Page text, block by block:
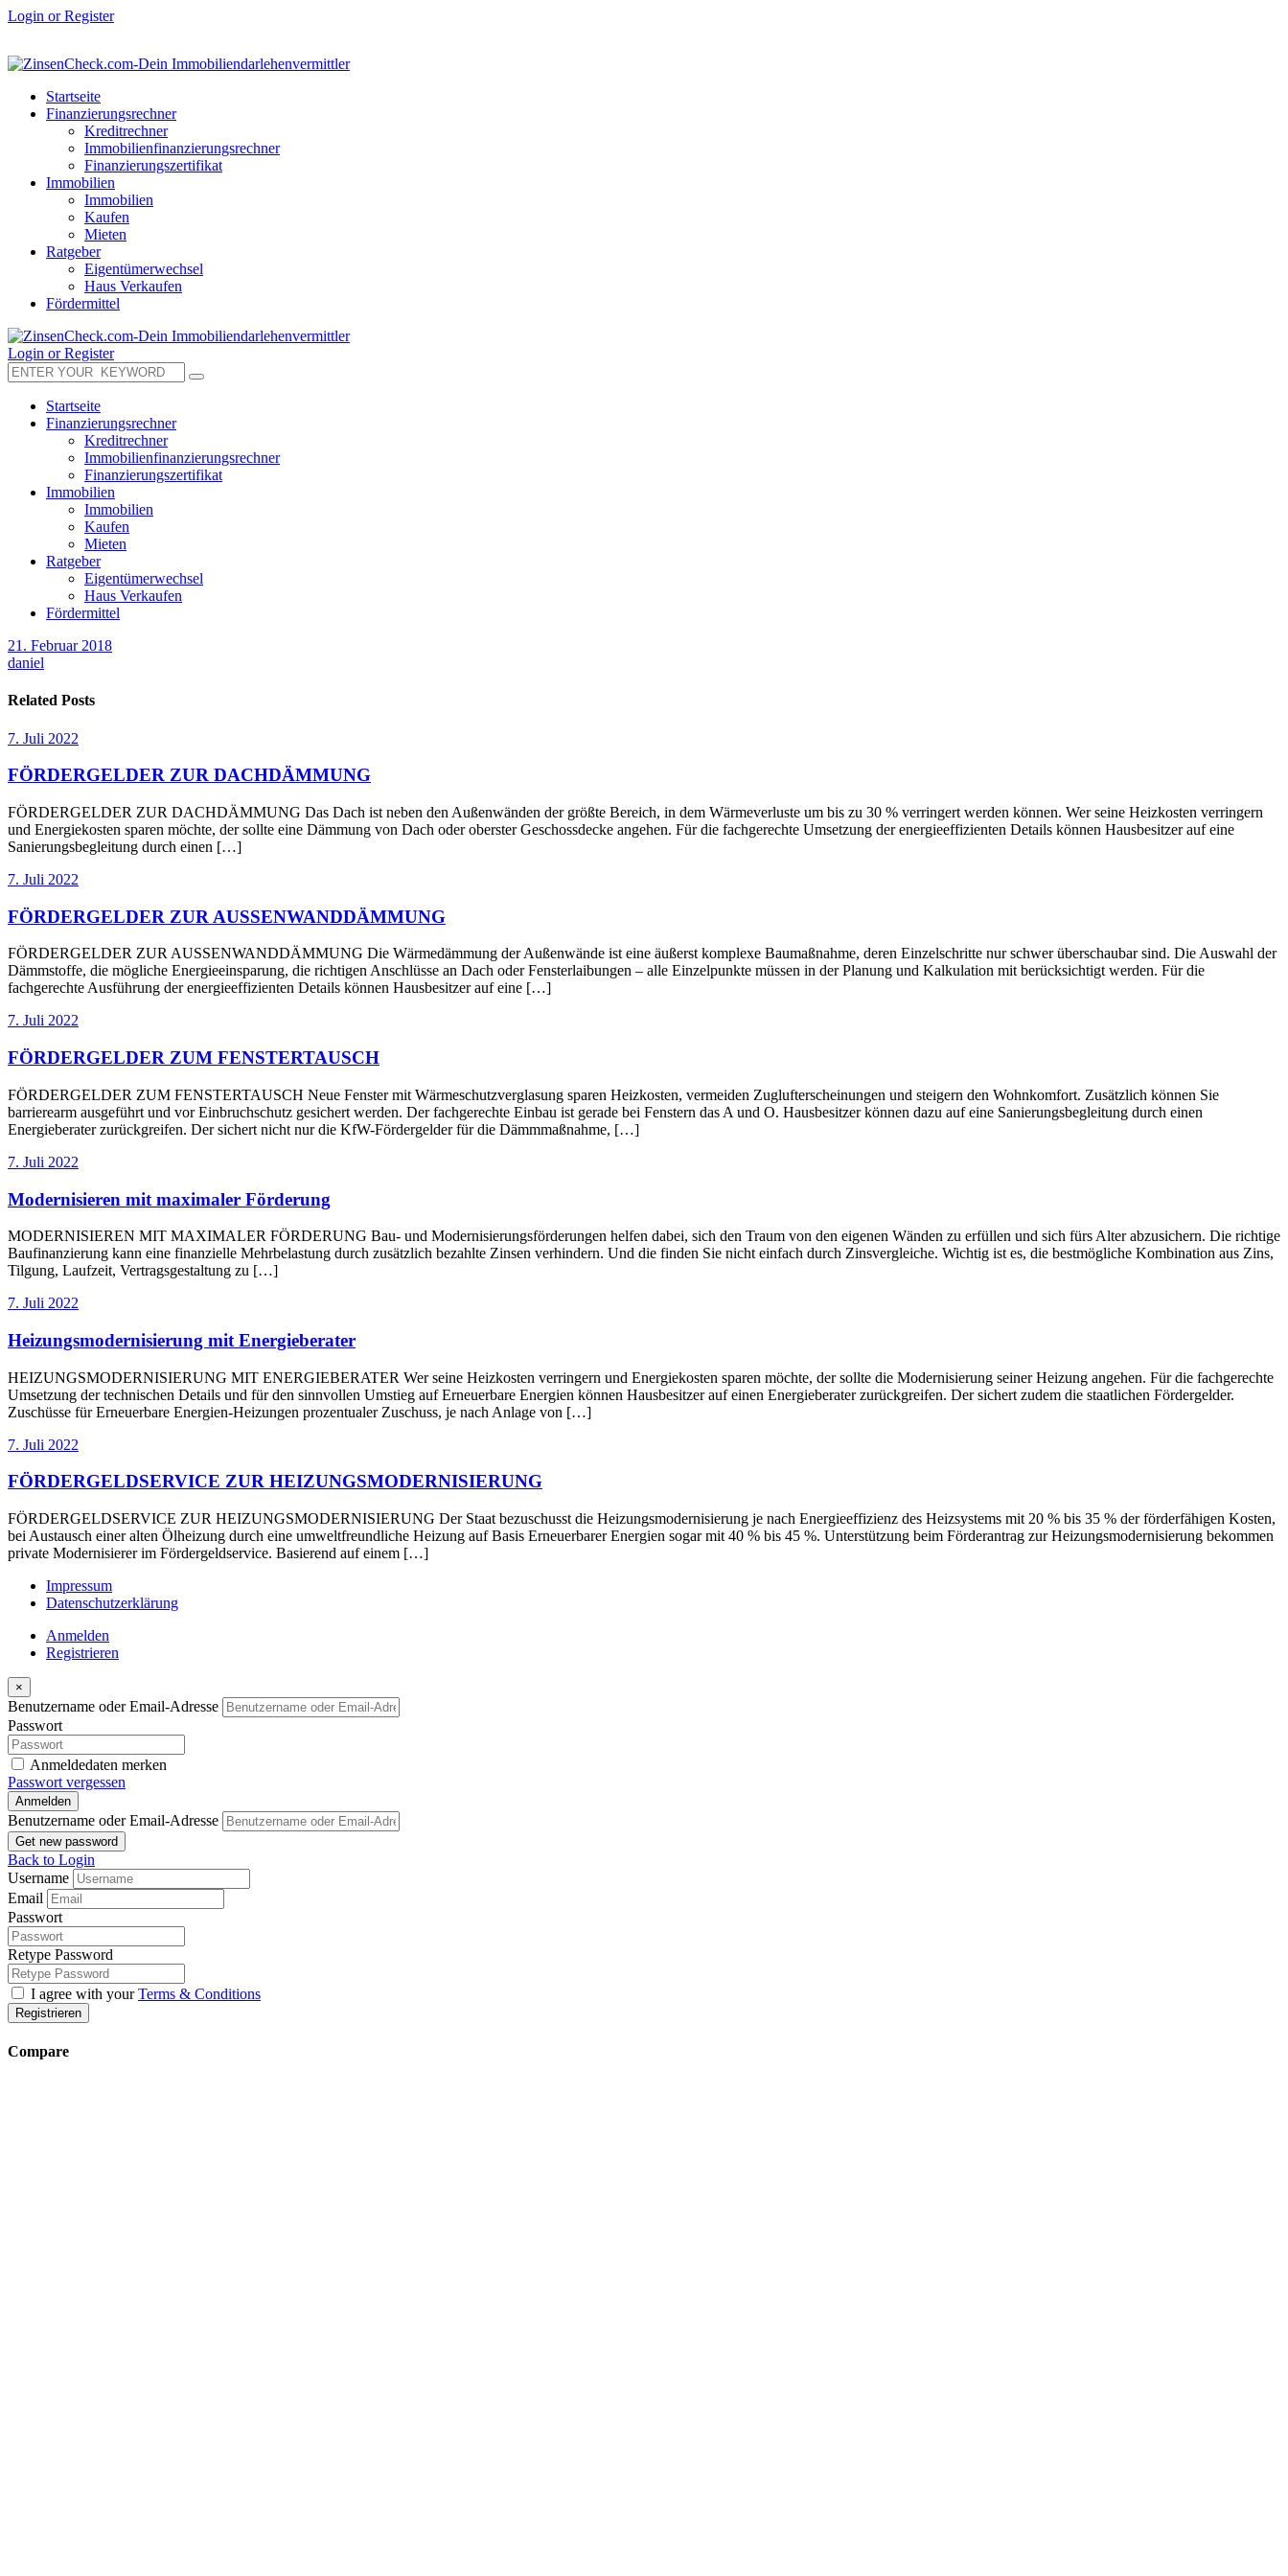
Login or Register
Startseite
Finanzierungsrechner
Kreditrechner
Immobilienfinanzierungsrechner
Finanzierungszertifikat
Immobilien
Immobilien
Kaufen
Mieten
Ratgeber
Eigentümerwechsel
Haus Verkaufen
Fördermittel
Login or Register
Startseite
Finanzierungsrechner
Kreditrechner
Immobilienfinanzierungsrechner
Finanzierungszertifikat
Immobilien
Immobilien
Kaufen
Mieten
Ratgeber
Eigentümerwechsel
Haus Verkaufen
Fördermittel
21. Februar 2018
daniel
Related Posts
7. Juli 2022
FÖRDERGELDER ZUR DACHDÄMMUNG
FÖRDERGELDER ZUR DACHDÄMMUNG Das Dach ist neben den Außenwänden der größte Bereich, in dem Wärmeverluste um bis zu 30 % verringert werden können. Wer seine Heizkosten verringern
und Energiekosten sparen möchte, der sollte eine Dämmung von Dach oder oberster Geschossdecke angehen. Für die fachgerechte Umsetzung der energieeffizienten Details können Hausbesitzer auf eine
Sanierungsbegleitung durch einen […]
7. Juli 2022
FÖRDERGELDER ZUR AUSSENWANDDÄMMUNG
FÖRDERGELDER ZUR AUSSENWANDDÄMMUNG Die Wärmedämmung der Außenwände ist eine äußerst komplexe Baumaßnahme, deren Einzelschritte nur schwer überschaubar sind. Die Auswahl der
Dämmstoffe, die mögliche Energieeinsparung, die richtigen Anschlüsse an Dach oder Fensterlaibungen – alle Einzelpunkte müssen in der Planung und Kalkulation mit berücksichtigt werden. Für die
fachgerechte Ausführung der energieeffizienten Details können Hausbesitzer auf eine […]
7. Juli 2022
FÖRDERGELDER ZUM FENSTERTAUSCH
FÖRDERGELDER ZUM FENSTERTAUSCH Neue Fenster mit Wärmeschutzverglasung sparen Heizkosten, vermeiden Zuglufterscheinungen und steigern den Wohnkomfort. Zusätzlich können Sie
barrierearm ausgeführt und vor Einbruchschutz gesichert werden. Der fachgerechte Einbau ist gerade bei Fenstern das A und O. Hausbesitzer können dazu auf eine Sanierungsbegleitung durch einen
Energieberater zurückgreifen. Der sichert nicht nur die KfW-Fördergelder für die Dämmmaßnahme, […]
7. Juli 2022
Modernisieren mit maximaler Förderung
MODERNISIEREN MIT MAXIMALER FÖRDERUNG Bau- und Modernisierungsförderungen helfen dabei, sich den Traum von den eigenen Wänden zu erfüllen und sich fürs Alter abzusichern. Die richtige
Baufinanzierung kann eine finanzielle Mehrbelastung durch zusätzlich bezahlte Zinsen verhindern. Und die finden Sie nicht einfach durch Zinsvergleiche. Wichtig ist es, die bestmögliche Kombination aus Zins,
Tilgung, Laufzeit, Vertragsgestaltung zu […]
7. Juli 2022
Heizungsmodernisierung mit Energieberater
HEIZUNGSMODERNISIERUNG MIT ENERGIEBERATER Wer seine Heizkosten verringern und Energiekosten sparen möchte, der sollte die Modernisierung seiner Heizung angehen. Für die fachgerechte
Umsetzung der technischen Details und für den sinnvollen Umstieg auf Erneuerbare Energien können Hausbesitzer auf einen Energieberater zurückgreifen. Der sichert zudem die staatlichen Fördergelder.
Zuschüsse für Erneuerbare Energien-Heizungen prozentualer Zuschuss, je nach Anlage von […]
7. Juli 2022
FÖRDERGELDSERVICE ZUR HEIZUNGSMODERNISIERUNG
FÖRDERGELDSERVICE ZUR HEIZUNGSMODERNISIERUNG Der Staat bezuschusst die Heizungsmodernisierung je nach Energieeffizienz des Heizsystems mit 20 % bis 35 % der förderfähigen Kosten,
bei Austausch einer alten Ölheizung durch eine umweltfreundliche Heizung auf Basis Erneuerbarer Energien sogar mit 40 % bis 45 %. Unterstützung beim Förderantrag zur Heizungsmodernisierung bekommen
private Modernisierer im Fördergeldservice. Basierend auf einem […]
Impressum
Datenschutzerklärung
Anmelden
Registrieren
×
Benutzername oder Email-Adresse
Passwort
Anmeldedaten merken
Passwort vergessen
Anmelden
Benutzername oder Email-Adresse
Get new password
Back to Login
Username
Email
Passwort
Retype Password
I agree with yourTerms & Conditions
Registrieren
Compare